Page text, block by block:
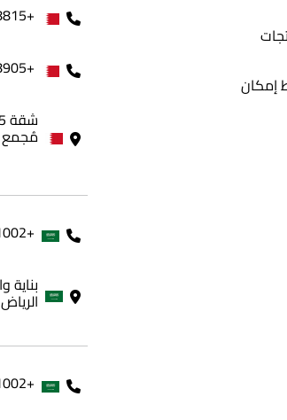
إمكان
+97333228815
+97339498905
مُجمع 408 - مملكة البحرين
+966562751002
الرياض 12363، المملكة العربية السعودية
+966562751002